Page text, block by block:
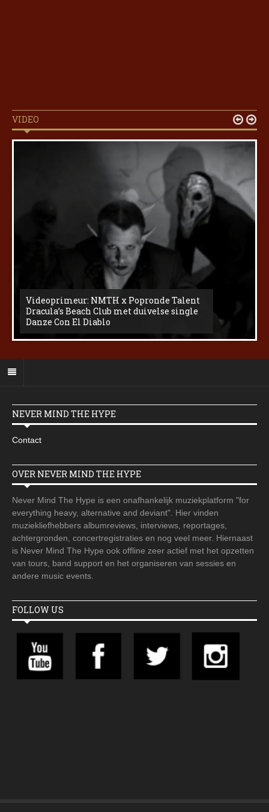
VIDEO
Videoprimeur: NMTH x Popronde Talent
Dracula’s Beach Club met duivelse single
Danze Con El Diablo
 
NEVER MIND THE HYPE
Contact
OVER NEVER MIND THE HYPE
Never Mind The Hype is een onafhankelijk muziekplatform "for
everything heavy, alternative and deviant". Hier vinden
muziekliefhebbers albumreviews, interviews, reportages,
achtergronden, concertregistraties en nog veel meer. Hiernaast
is Never Mind The Hype ook offline zeer actief met het opzetten
van tours, band support en het organiseren van sessies en
andere music events.
FOLLOW US